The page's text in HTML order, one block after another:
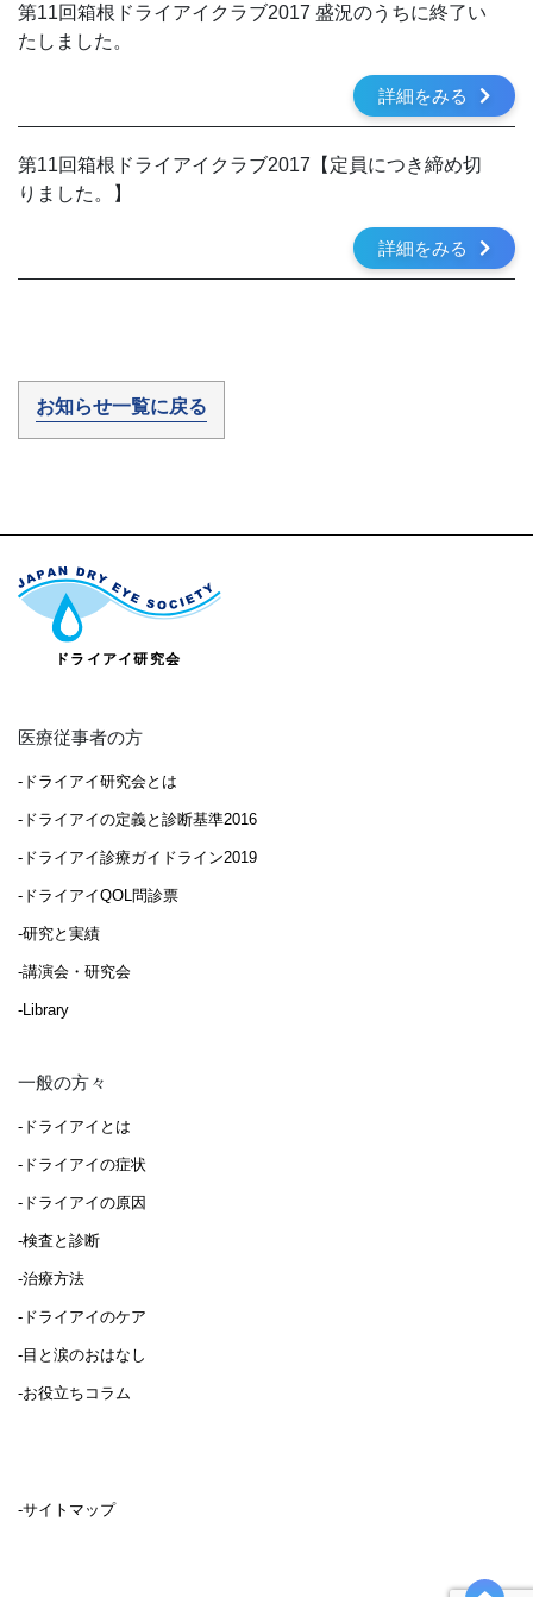
第11回箱根ドライアイクラブ2017 盛況のうちに終了い
たしました。
詳細をみる
第11回箱根ドライアイクラブ2017【定員につき締め切
りました。】
詳細をみる
お知らせ一覧に戻る
医療従事者の方
-ドライアイ研究会とは
-ドライアイの定義と診断基準2016
-ドライアイ診療ガイドライン2019
-ドライアイQOL問診票
-研究と実績
-講演会・研究会
-Library
一般の方々
-ドライアイとは
-ドライアイの症状
-ドライアイの原因
-検査と診断
-治療方法
-ドライアイのケア
-目と涙のおはなし
-お役立ちコラム
-サイトマップ